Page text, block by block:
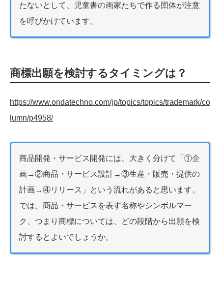
たないとして、児童書の画家たちで作る団体が注意
を呼びかけています。
商標出願を検討するタイミングは？
https://www.ondatechno.com/jp/topics/topics/trademark/co
lumn/p4958/
商品開発・サービス開発には、大きく分けて「①企
画→②商品・サービス設計→③生産・販売・提供の
計画→④リリース」という流れがあると思います。
では、商品・サービスを表す名称やシンボルマー
ク、つまり商標については、どの段階から出願を検
討するとよいでしょうか。